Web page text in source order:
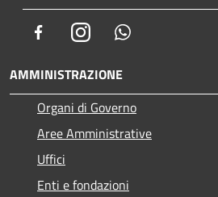
FacebookInstagram
AMMINISTRAZIONE
Organi di Governo
Aree Amministrative
Uffici
Enti e fondazioni